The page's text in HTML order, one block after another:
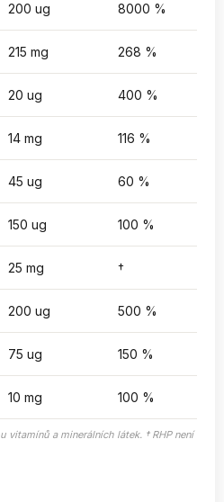
200 ug 8000 %
215 mg 268 %
20 ug 400 %
14 mg 116 %
45 ug 60 %
150 ug 100 %
25 mg †
200 ug 500 %
75 ug 150 %
10 mg 100 %
vitamínů a minerálních látek. † RHP není